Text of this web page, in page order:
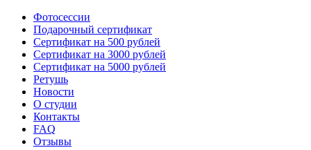
Фотосессии
Подарочный сертификат
Сертификат на 500 рублей
Сертификат на 3000 рублей
Сертификат на 5000 рублей
Ретушь
Новости
О студии
Контакты
FAQ
Отзывы